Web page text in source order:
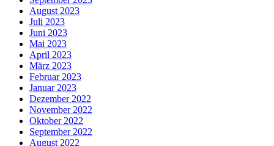
August 2023
Juli 2023
Juni 2023
Mai 2023
April 2023
März 2023
Februar 2023
Januar 2023
Dezember 2022
November 2022
Oktober 2022
September 2022
August 2022